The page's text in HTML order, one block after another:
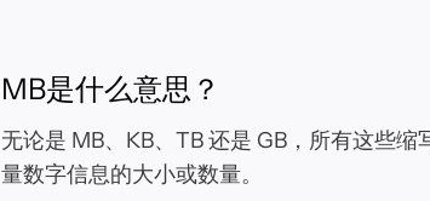
MB是什么意思？
无论是 MB、KB、TB 还是 GB，所有这些
量数字信息的大小或数量。